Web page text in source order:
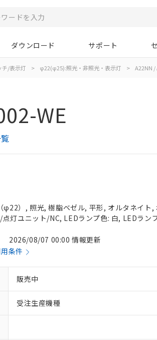
ダウンロード サポート
チ/表示灯 > φ22(φ25):照光・非照光・表示灯 > A22NN /
WE
φ22）, 照光, 樹脂ベゼル, 平形, オルタネイト
灯ユニット/NC, LEDランプ色: 白, LEDラ
2026/08/07 00:00 情報更新
条件
販売中
受注生産機種